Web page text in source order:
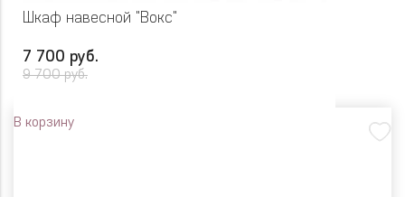
Шкаф навесной "Вокс"
7 700 руб.
9 700 руб.
В корзину